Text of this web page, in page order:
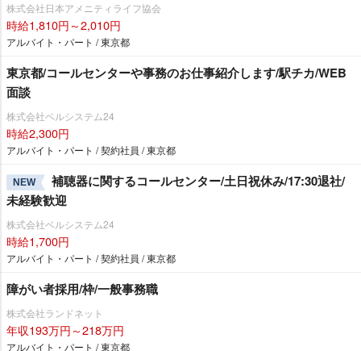
株式会社日本アメニティライフ協会
時給1,810円～2,010円
アルバイト・パート / 東京都
東京都/コールセンターや事務のお仕事紹介します/駅チカ/WEB
面談
株式会社ベルシステム24
時給2,300円
アルバイト・パート / 契約社員 / 東京都
NEW
補聴器に関するコールセンター/土日祝休み/17:30退社/
未経験歓迎
株式会社ベルシステム24
時給1,700円
アルバイト・パート / 契約社員 / 東京都
障がい者採用/枠/一般事務職
株式会社ランドネット
年収193万円～218万円
アルバイト・パート / 東京都